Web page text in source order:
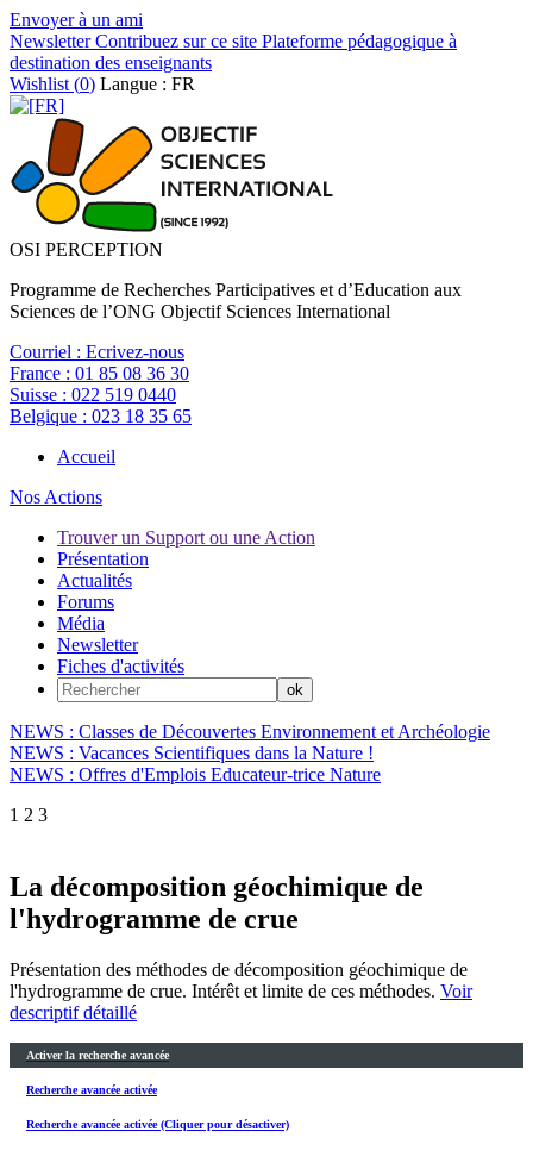
Envoyer à un ami
NewsletterContribuez sur ce site Plateforme pédagogique à
destination des enseignants
Wishlist (0) Langue : FR
OSI PERCEPTION
Programme de Recherches Participatives et d’Education aux
Sciences de l’ONG Objectif Sciences International
Courriel : Ecrivez-nous
France : 01 85 08 36 30
Suisse : 022 519 0440
Belgique : 023 18 35 65
Accueil
Nos Actions
Trouver un Support ou une Action
Présentation
Actualités
Forums
Média
Newsletter
Fiches d'activités
NEWS : Classes de Découvertes Environnement et Archéologie
NEWS : Vacances Scientifiques dans la Nature !
NEWS : Offres d'Emplois Educateur-trice Nature
1 2 3
La décomposition géochimique de
l'hydrogramme de crue
Présentation des méthodes de décomposition géochimique de
l'hydrogramme de crue. Intérêt et limite de ces méthodes. Voir
descriptif détaillé
Activer la recherche avancée
Recherche avancée activée
Recherche avancée activée (Cliquer pour désactiver)